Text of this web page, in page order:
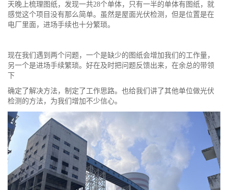
天晚上梳理图纸，发现一共28个单体，只有一半的单体有图纸，就
感觉这个项目没有那么简单。虽然是屋面光伏检测，但是位置是在
电厂里面，进场手续也十分繁琐。
现在我们遇到两个问题，一个是缺少的图纸会增加我们的工作量，
另一个是进场手续繁琐。好在及时把问题反馈出来，在余总的带领
下
确定了解决方法，制定了工作思路。也给我们讲了其他单位做光伏
检测的方法，为我们增加不少信心。